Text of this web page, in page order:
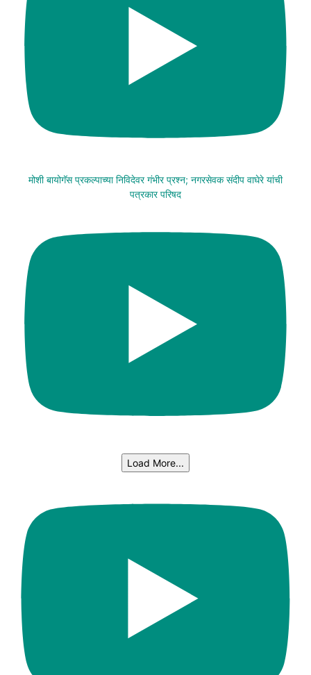
मोशी बायोगॅस प्रकल्पाच्या निविदेवर गंभीर प्रश्न; नगरसेवक संदीप वाघेरे यांची
पत्रकार परिषद
Load More...